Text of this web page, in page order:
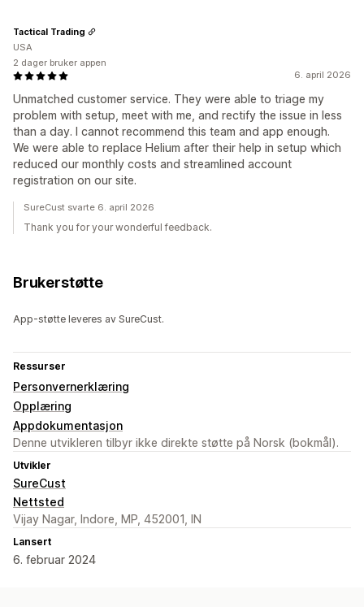
6. april 2026
Unmatched customer service. They were able to triage my
problem with setup, meet with me, and rectify the issue in less
than a day. I cannot recommend this team and app enough.
We were able to replace Helium after their help in setup which
reduced our monthly costs and streamlined account
registration on our site.
Tactical Trading
USA
2 dager bruker appen
SureCust svarte 6. april 2026
Thank you for your wonderful feedback.
Brukerstøtte
App-støtte leveres av SureCust.
Ressurser
Personvernerklæring
Opplæring
Appdokumentasjon
Denne utvikleren tilbyr ikke direkte støtte på Norsk (bokmål).
Utvikler
SureCust
Nettsted
Vijay Nagar, Indore, MP, 452001, IN
Lansert
6. februar 2024